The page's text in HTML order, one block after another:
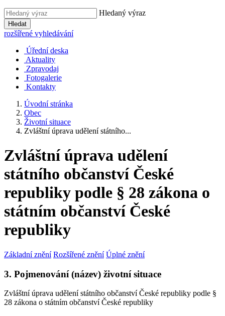
Hledaný výraz
Hledat
rozšířené vyhledávání
Úřední deska
Aktuality
Zpravodaj
Fotogalerie
Kontakty
Úvodní stránka
Obec
Životní situace
Zvláštní úprava udělení státního...
Zvláštní úprava udělení
státního občanství České
republiky podle § 28 zákona o
státním občanství České
republiky
Základní znění Rozšířené znění Úplné znění
3. Pojmenování (název) životní situace
Zvláštní úprava udělení státního občanství České republiky podle §
28 zákona o státním občanství České republiky